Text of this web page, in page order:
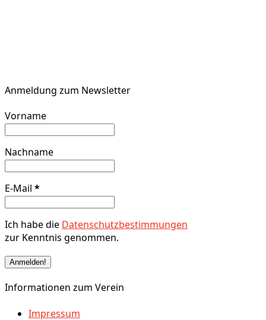
Anmeldung zum Newsletter
Vorname
Nachname
E-Mail *
Ich habe die Datenschutzbestimmungen
zur Kenntnis genommen.
Informationen zum Verein
Impressum